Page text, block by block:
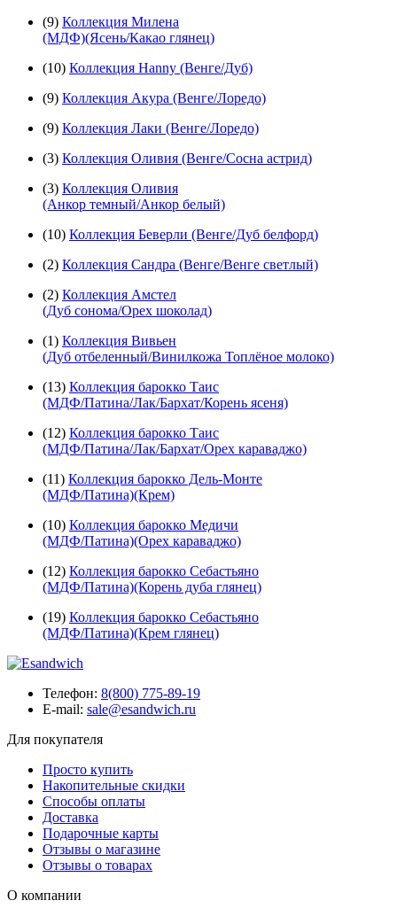
(9) Коллекция Милена
(МДФ)(Ясень/Какао глянец)
(10) Коллекция Hanny (Венге/Дуб)
(9) Коллекция Акура (Венге/Лоредо)
(9) Коллекция Лаки (Венге/Лоредо)
(3) Коллекция Оливия (Венге/Сосна астрид)
(3) Коллекция Оливия
(Анкор темный/Анкор белый)
(10) Коллекция Беверли (Венге/Дуб белфорд)
(2) Коллекция Сандра (Венге/Венге светлый)
(2) Коллекция Амстел
(Дуб сонома/Орех шоколад)
(1) Коллекция Вивьен
(Дуб отбеленный/Винилкожа Топлёное молоко)
(13) Коллекция барокко Таис
(МДФ/Патина/Лак/Бархат/Корень ясеня)
(12) Коллекция барокко Таис
(МДФ/Патина/Лак/Бархат/Орех караваджо)
(11) Коллекция барокко Дель-Монте
(МДФ/Патина)(Крем)
(10) Коллекция барокко Медичи
(МДФ/Патина)(Орех караваджо)
(12) Коллекция барокко Себастьяно
(МДФ/Патина)(Корень дуба глянец)
(19) Коллекция барокко Себастьяно
(МДФ/Патина)(Крем глянец)
Телефон: 8(800) 775-89-19
E-mail: sale@esandwich.ru
Для покупателя
Просто купить
Накопительные скидки
Способы оплаты
Доставка
Подарочные карты
Отзывы о магазине
Отзывы о товарах
О компании